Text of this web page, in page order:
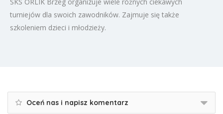
SKS ORLIK Brzeg organizuje wiele różnych ciekawych
turniejów dla swoich zawodników. Zajmuje się także
szkoleniem dzieci i młodzieży.
Oceń nas i napisz komentarz